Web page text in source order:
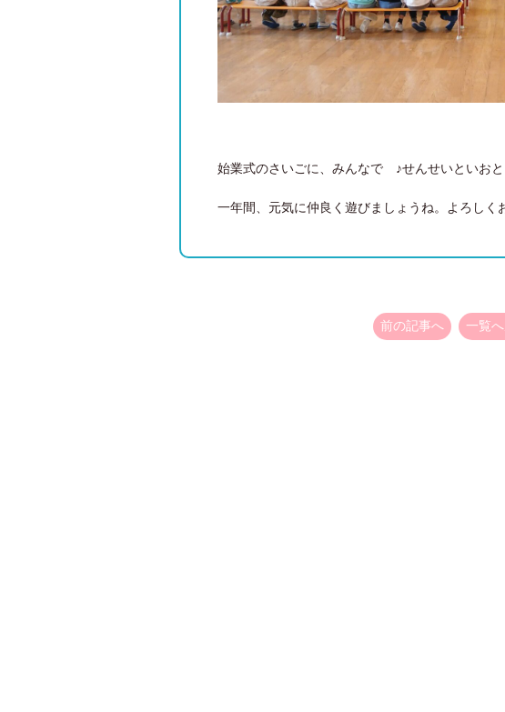
始業式のさいごに、みんなで ♪せんせいといお
一年間、元気に仲良く遊びましょうね。よろしく
前の記事へ 一覧